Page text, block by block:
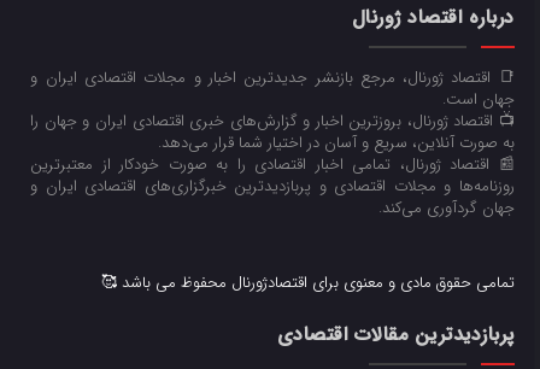
درباره اقتصاد ژورنال
📑 اقتصاد ژورنال، مرجع بازنشر جدیدترین اخبار و مجلات اقتصادی ایران و
جهان است.
📺 اقتصاد ژورنال، بروزترین اخبار و گزارش‌های خبری اقتصادی ایران و جهان را
به صورت آنلاین، سریع و آسان در اختیار شما قرار می‌‌دهد.
📰 اقتصاد ژورنال، تمامی اخبار اقتصادی را به صورت خودکار از معتبرترین
روزنامه‌ها و مجلات اقتصادی و پربازدیدترین خبرگزاری‌های اقتصادی ایران و
جهان گردآوری می‌کند.
تمامی حقوق مادی و معنوی برای اقتصادژورنال محفوظ می باشد 🥰
پربازدیدترین مقالات اقتصادی